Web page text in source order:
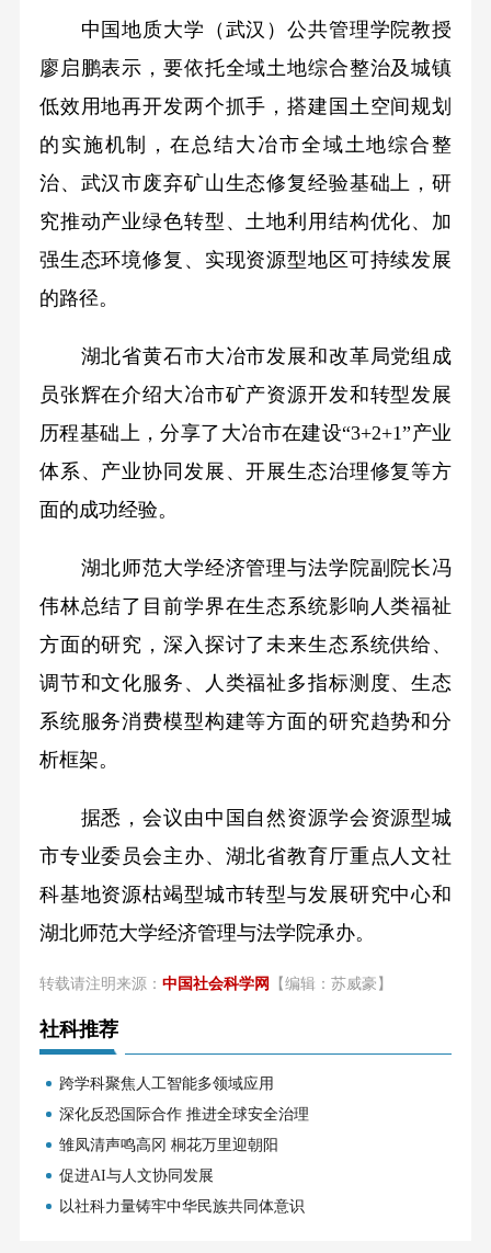
中国地质大学（武汉）公共管理学院教授
廖启鹏表示，要依托全域土地综合整治及城镇
低效用地再开发两个抓手，搭建国土空间规划
的实施机制，在总结大冶市全域土地综合整
治、武汉市废弃矿山生态修复经验基础上，研
究推动产业绿色转型、土地利用结构优化、加
强生态环境修复、实现资源型地区可持续发展
的路径。
湖北省黄石市大冶市发展和改革局党组成
员张辉在介绍大冶市矿产资源开发和转型发展
历程基础上，分享了大冶市在建设“3+2+1”产业
体系、产业协同发展、开展生态治理修复等方
面的成功经验。
湖北师范大学经济管理与法学院副院长冯
伟林总结了目前学界在生态系统影响人类福祉
方面的研究，深入探讨了未来生态系统供给、
调节和文化服务、人类福祉多指标测度、生态
系统服务消费模型构建等方面的研究趋势和分
析框架。
据悉，会议由中国自然资源学会资源型城
市专业委员会主办、湖北省教育厅重点人文社
科基地资源枯竭型城市转型与发展研究中心和
湖北师范大学经济管理与法学院承办。
转载请注明来源： 中国社会科学网 【编辑：苏威豪】
社科推荐
跨学科聚焦人工智能多领域应用
深化反恐国际合作 推进全球安全治理
雏凤清声鸣高冈 桐花万里迎朝阳
促进AI与人文协同发展
以社科力量铸牢中华民族共同体意识